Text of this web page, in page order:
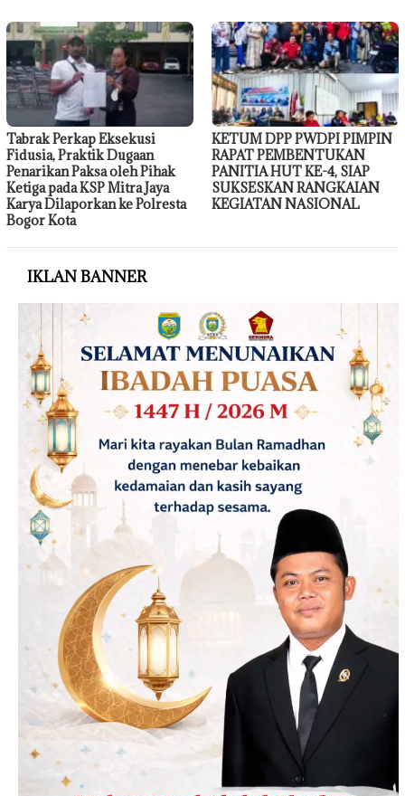
Tabrak Perkap Eksekusi
Fidusia, Praktik Dugaan
Penarikan Paksa oleh Pihak
Ketiga pada KSP Mitra Jaya
Karya Dilaporkan ke Polresta
Bogor Kota
KETUM DPP PWDPI PIMPIN
RAPAT PEMBENTUKAN
PANITIA HUT KE-4, SIAP
SUKSESKAN RANGKAIAN
KEGIATAN NASIONAL
IKLAN BANNER